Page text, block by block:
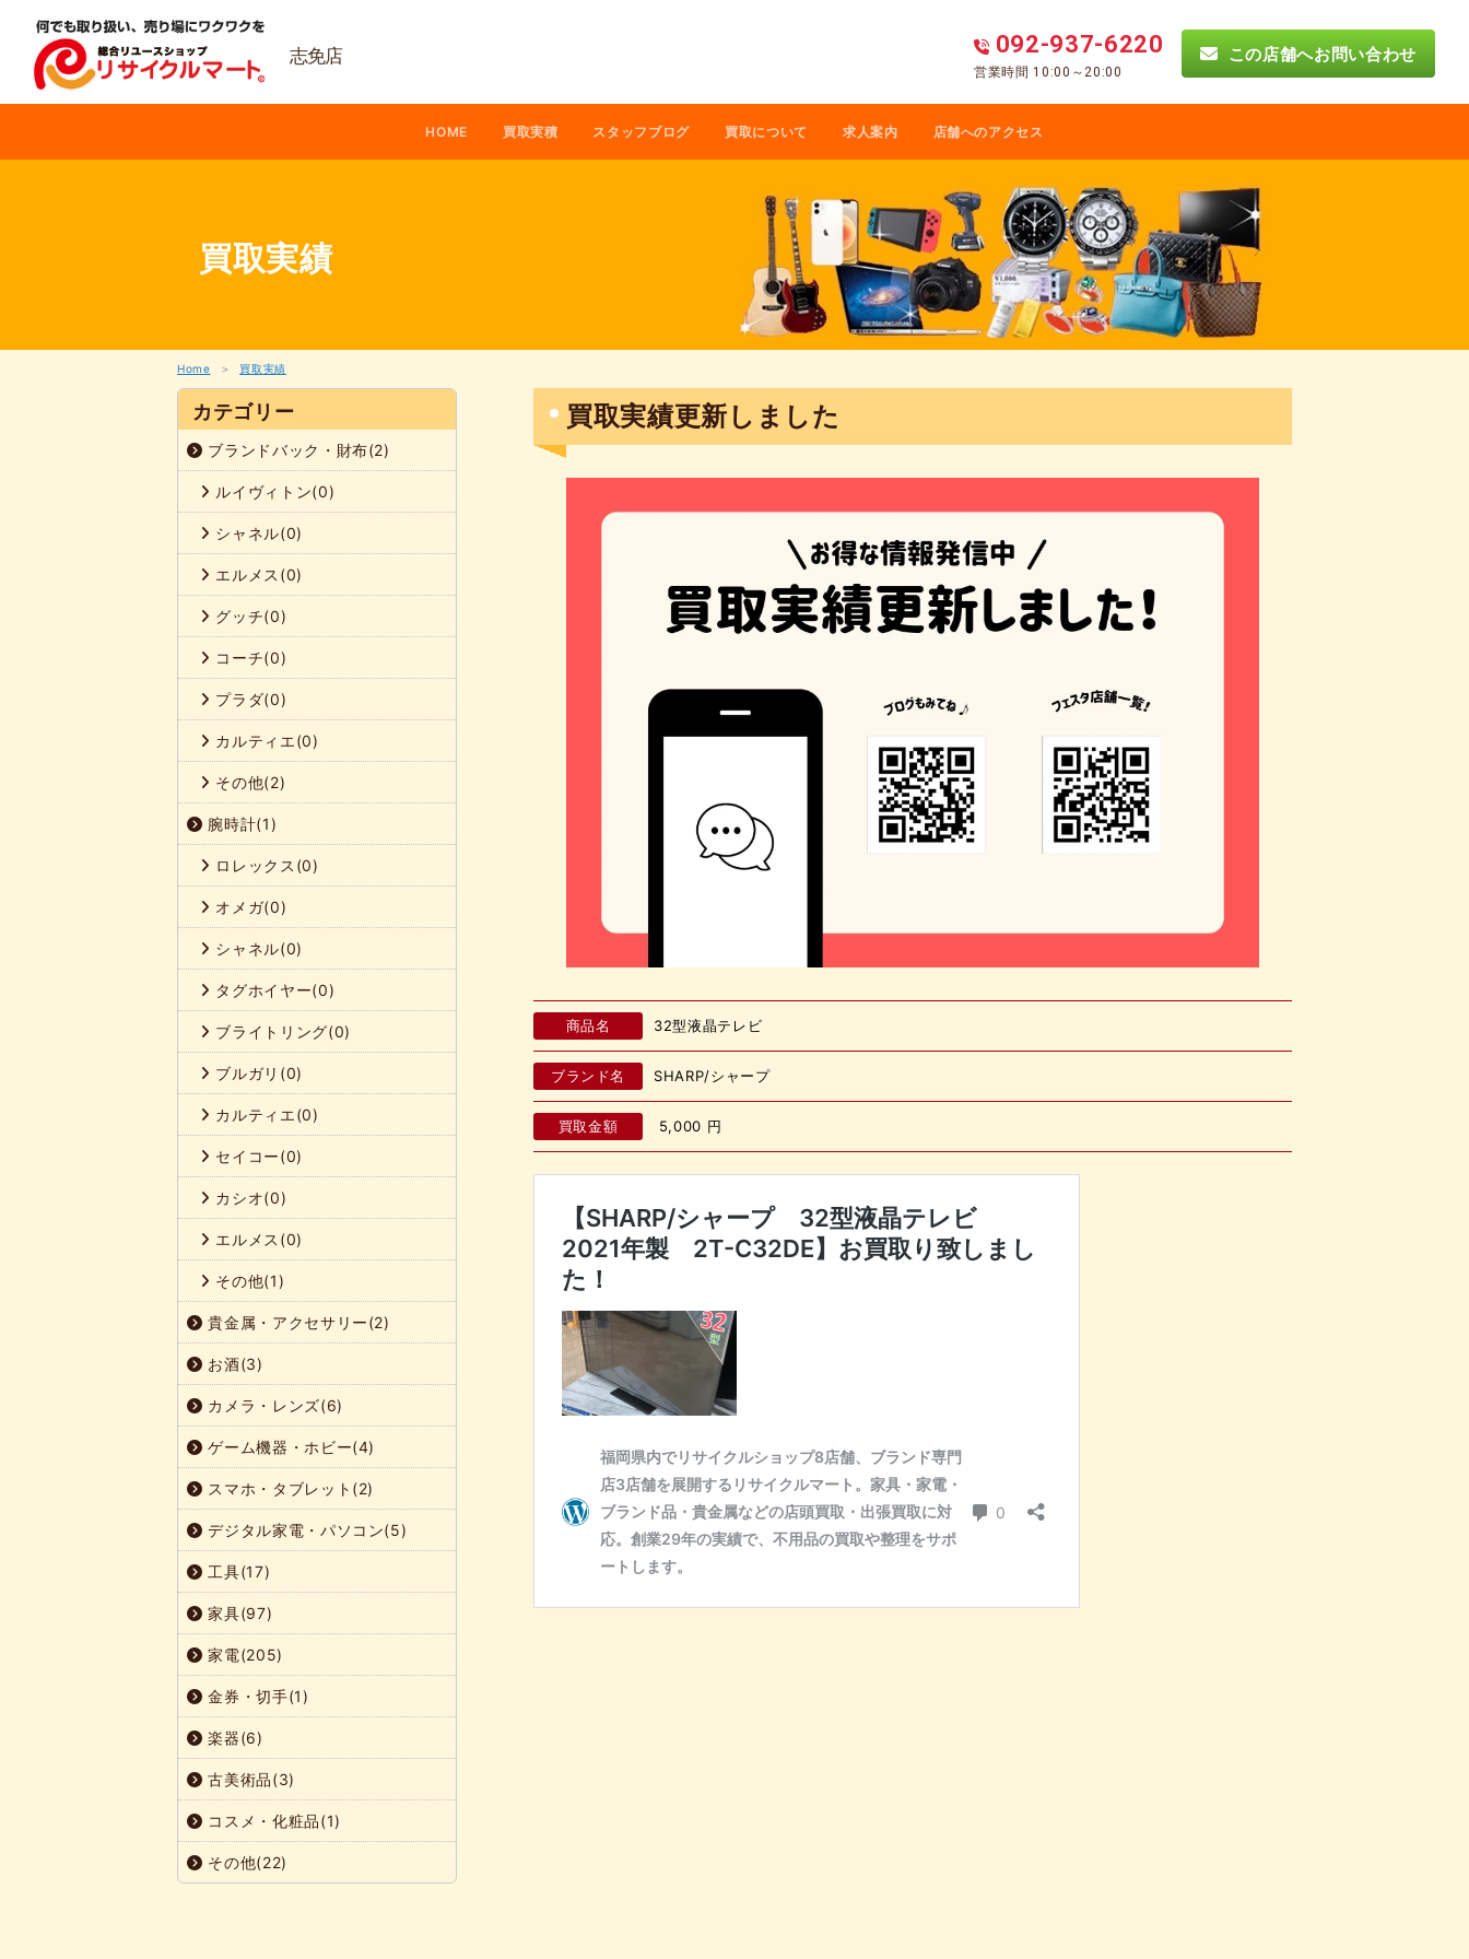
志免店 092-937-6220
営業時間 10:00～20:00
この店舗へお問い合わせ
HOME 買取実積 スタッフブログ 買取について 求人案内 店舗へのアクセス
買取実績
Home 買取実績
買取実績更新しました
商品名 32型液晶テレビ
ブランド名 SHARP/シャープ
買取金額 5,000 円
カテゴリー
ブランドバック・財布(2)
ルイヴィトン(0)
シャネル(0)
エルメス(0)
グッチ(0)
コーチ(0)
プラダ(0)
カルティエ(0)
その他(2)
腕時計(1)
ロレックス(0)
オメガ(0)
シャネル(0)
タグホイヤー(0)
ブライトリング(0)
ブルガリ(0)
カルティエ(0)
セイコー(0)
カシオ(0)
エルメス(0)
その他(1)
貴金属・アクセサリー(2)
お酒(3)
カメラ・レンズ(6)
ゲーム機器・ホビー(4)
スマホ・タブレット(2)
デジタル家電・パソコン(5)
工具(17)
家具(97)
家電(205)
金券・切手(1)
楽器(6)
古美術品(3)
コスメ・化粧品(1)
その他(22)